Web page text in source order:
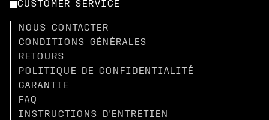
CUSTOMER SERVICE
NOUS CONTACTER
CONDITIONS GÉNÉRALES
RETOURS
POLITIQUE DE CONFIDENTIALITÉ
GARANTIE
FAQ
INSTRUCTIONS D'ENTRETIEN